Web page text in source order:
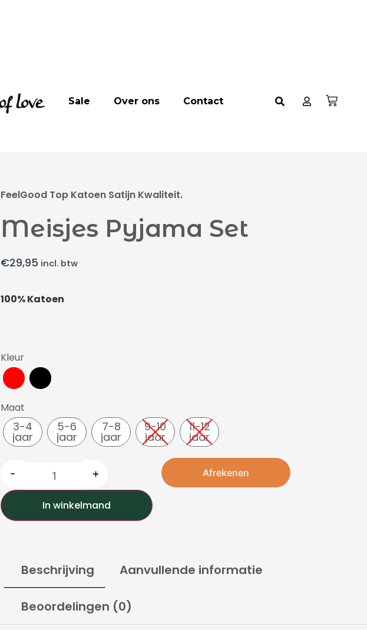
Sale Over ons Contact
FeelGood Top Katoen Satijn Kwaliteit.
Meisjes Pyjama Set
€29,95 incl. btw
100% Katoen
Kleur
Maat
3-4
jaar
5-6
jaar
7-8
jaar
9-10
jaar
11-12
jaar
- +
In winkelmand
Afrekenen
Beschrijving Aanvullende informatie
Beoordelingen (0)